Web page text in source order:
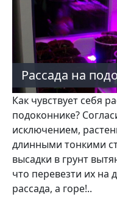
Рассада на
Как чувствует себя
подоконнике?
исключением,
длинными тонкими
высадки в грунт
что перевезти их
рас­сада, а горе!..